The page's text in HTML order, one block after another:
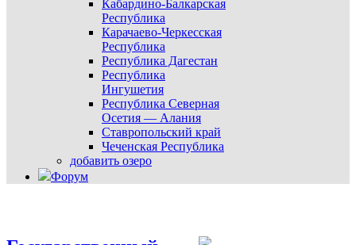
Кабардино-Балкарская
Республика
Карачаево-Черкесская
Республика
Республика Дагестан
Республика
Ингушетия
Республика Северная
Осетия — Алания
Ставропольский край
Чеченская Республика
добавить озеро
Форум